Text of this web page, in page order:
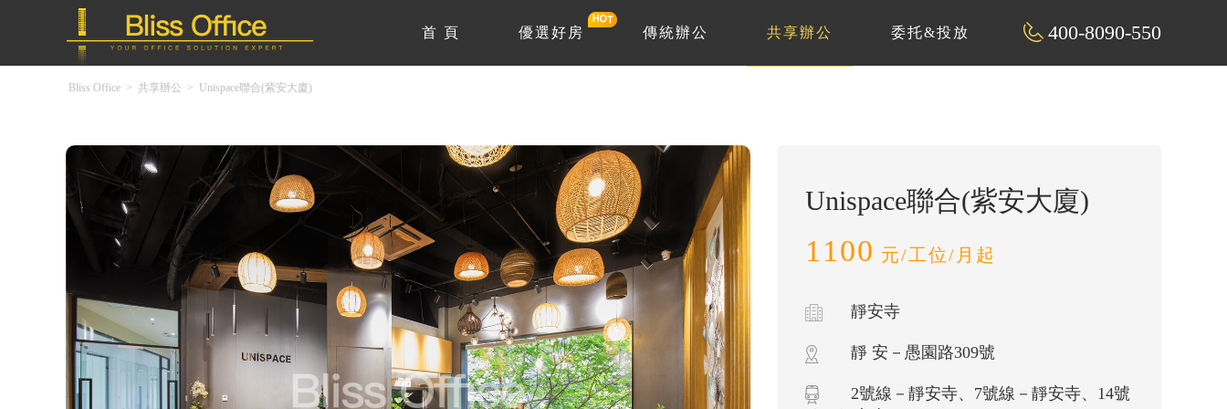
400-8090-550
首 頁 優選好房 傳統辦公 共享辦公 委托&投放
Bliss Office > 共享辦公 > Unispace聯合(紫安大廈)
Unispace聯合(紫安大廈)
1100 元/工位/月起
靜安寺
靜 安－愚園路309號
2號線－靜安寺、7號線－靜安寺、14號